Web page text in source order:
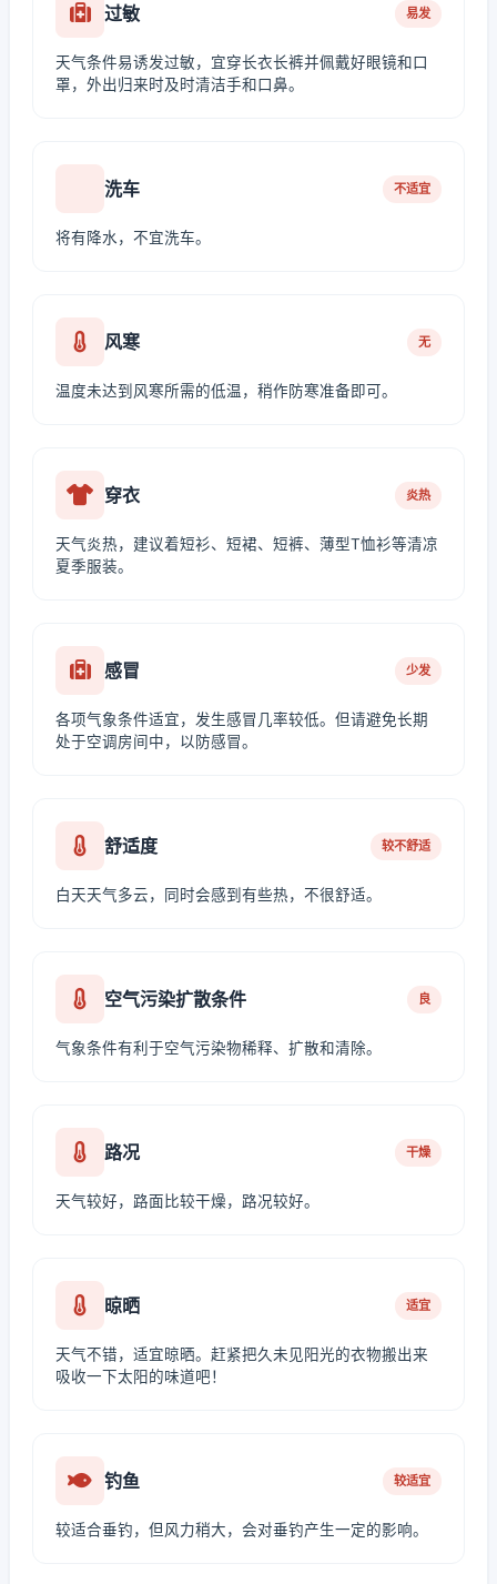
过敏 易发
天气条件易诱发过敏，宜穿长衣长裤并佩戴好眼镜和口
罩，外出归来时及时清洁手和口鼻。
洗车 不适宜
将有降水，不宜洗车。
风寒 无
温度未达到风寒所需的低温，稍作防寒准备即可。
穿衣 炎热
天气炎热，建议着短衫、短裙、短裤、薄型T恤衫等清凉
夏季服装。
感冒 少发
各项气象条件适宜，发生感冒几率较低。但请避免长期
处于空调房间中，以防感冒。
舒适度 较不舒适
白天天气多云，同时会感到有些热，不很舒适。
空气污染扩散条件 良
气象条件有利于空气污染物稀释、扩散和清除。
路况 干燥
天气较好，路面比较干燥，路况较好。
晾晒 适宜
天气不错，适宜晾晒。赶紧把久未见阳光的衣物搬出来
吸收一下太阳的味道吧！
钓鱼 较适宜
较适合垂钓，但风力稍大，会对垂钓产生一定的影响。